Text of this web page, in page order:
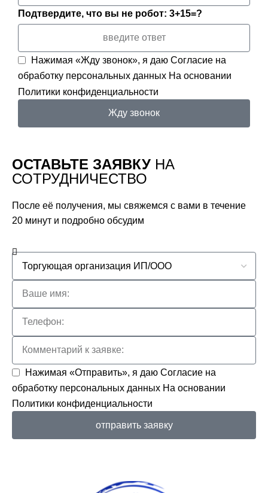
Подтвердите, что вы не робот: 3+15=?
Нажимая «Жду звонок», я даю Согласие на
обработку персональных данных На основании
Политики конфиденциальности
Жду звонок
ОСТАВЬТЕ ЗАЯВКУ НА
СОТРУДНИЧЕСТВО
После её получения, мы свяжемся с вами в течение
20 минут и подробно обсудим
Нажимая «Отправить», я даю Согласие на
обработку персональных данных На основании
Политики конфиденциальности
отправить заявку